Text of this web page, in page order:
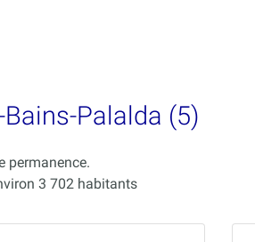
Palalda (5)
permanence.
3 702 habitants